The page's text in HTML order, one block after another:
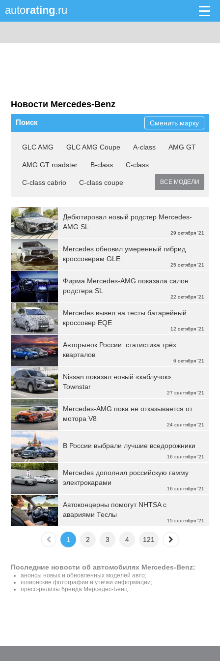
autorating.ru
Новости Mercedes-Benz
Поиск Сменить марку
GLC AMG GLC AMG Coupe A-class AMG GT
AMG GT roadster B-class C-class
C-class cabrio C-class coupe ВСЕ МОДЕЛИ
29 октября '21
Дебютировал новый родстер Mercedes-
AMG SL
25 октября '21
Mercedes обновил умеренный гибрид
кроссоверам GLE
22 октября '21
Фирма Mercedes-AMG показала салон
родстера SL
12 октября '21
Mercedes вывел на тесты батарейный
кроссовер EQE
6 октября '21
Авторынок России: статистика трёх
кварталов
27 сентября '21
Nissan показал новый «каблучок»
Townstar
24 сентября '21
Mercedes-AMG пока не отказывается от
мотора V8
16 сентября '21
В России выбрали лучшие вседорожники
16 сентября '21
Mercedes дополнил российскую гамму
электрокарами
15 сентября '21
Автоконцерны помогут NHTSA с
авариями Теслы
1 2 3 4 121
Последние новости об автомобилях Mercedes-Benz:
анонсы новых и обновленных моделей авто;
шпионские фотографии и утечки информации;
пресс-релизы бренда Мерседес-Бенц.